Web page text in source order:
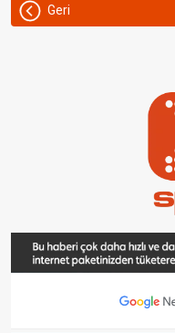
Geri